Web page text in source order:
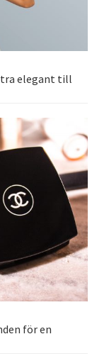
elegant till
för en